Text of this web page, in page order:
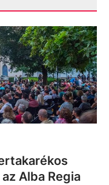
Alba Regia